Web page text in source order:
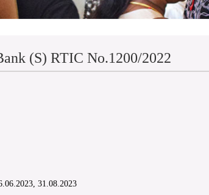
(S) RTIC No.1200/2022
31.08.2023